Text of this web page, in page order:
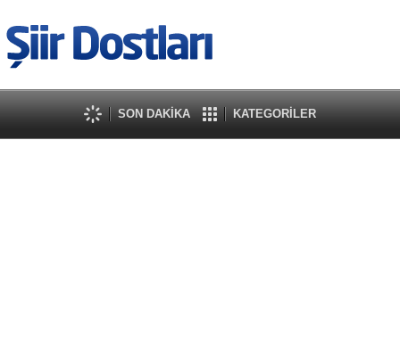
SON DAKİKA KATEGORİLER